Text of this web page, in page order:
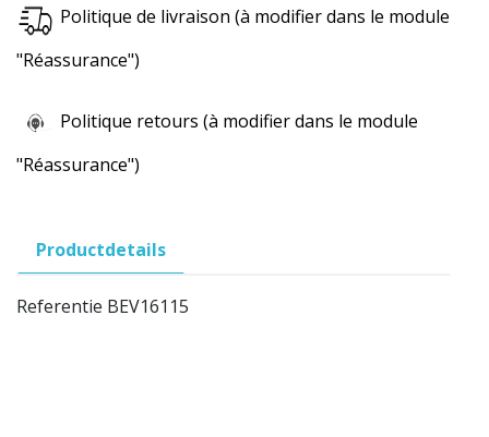
Politique de livraison (à modifier dans le module
"Réassurance")
Politique retours (à modifier dans le module
"Réassurance")
Productdetails
Referentie BEV16115